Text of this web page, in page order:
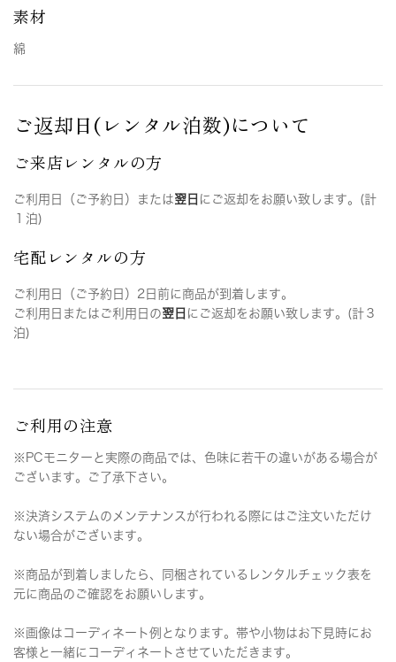
素材
綿
ご返却日(レンタル泊数)について
ご来店レンタルの方
ご利用日（ご予約日）または翌日 にご返却をお願い致します。(計
１泊)
宅配レンタルの方
ご利用日（ご予約日）2日前に商品が到着します。
ご利用日またはご利用日の翌日 にご返却をお願い致します。(計３
泊)
ご利用の注意
※PCモニターと実際の商品では、色味に若干の違いがある場合が
ございます。ご了承下さい。
※決済システムのメンテナンスが行われる際にはご注文いただけ
ない場合がございます。
※商品が到着しましたら、同梱されているレンタルチェック表を
元に商品のご確認をお願いします。
※画像はコーディネート例となります。帯や小物はお下見時にお
客様と一緒にコーディネートさせていただきます。